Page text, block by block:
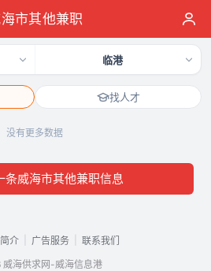
市其他兼职
临港
找人才
没有更多数据
条威海市其他兼职信息
介 广告服务
联系我们
海供求网-威海信息港